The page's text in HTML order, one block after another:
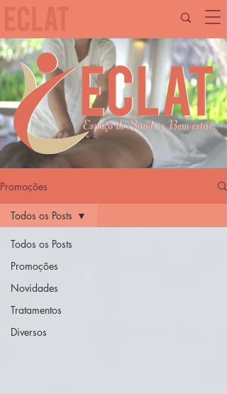
Promoções
Todos os Posts
Promoções
Novidades
Tratamentos
Diversos
Todos os Posts